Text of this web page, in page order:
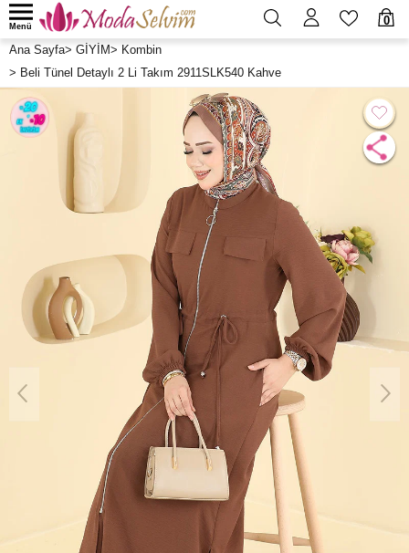
0
Menü
Ana Sayfa> GİYİM> Kombin
> Beli Tünel Detaylı 2 Li Takım 2911SLK540 Kahve